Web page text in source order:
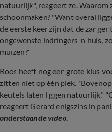
natuurlijk", reageert ze. Waarom
schoonmaken? "Want overal
de eerste keer zijn dat de zanger
ongewenste indringers in huis,
muizen?"
Roos heeft nog een grote klus
zitten niet op één plek.
keutels laten liggen natuurlijk."
reageert Gerard enigszins in
onderstaande video.